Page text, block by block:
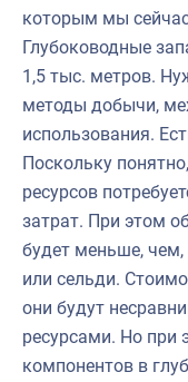
которым мы
Глубоководные
1,5 тыс. метров.
методы добычи,
использования.
Поскольку
ресурсов
затрат. При этом
будет меньше,
или сельди.
они будут
ресурсами. Но при
компонентов в